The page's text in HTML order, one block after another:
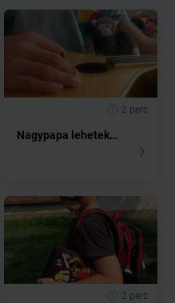
2 perc
Nagypapa lehetek…
2 perc